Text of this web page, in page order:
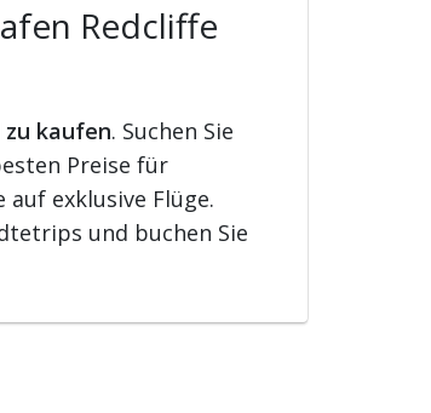
Redcliffe
kaufen. Suchen Sie
Preise für
exklusive Flüge.
und buchen Sie